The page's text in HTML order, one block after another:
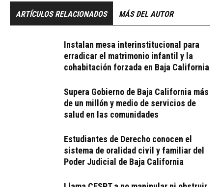
ARTÍCULOS RELACIONADOS MÁS DEL AUTOR
Instalan mesa interinstitucional para
erradicar el matrimonio infantil y la
cohabitación forzada en Baja California
Supera Gobierno de Baja California más
de un millón y medio de servicios de
salud en las comunidades
Estudiantes de Derecho conocen el
sistema de oralidad civil y familiar del
Poder Judicial de Baja California